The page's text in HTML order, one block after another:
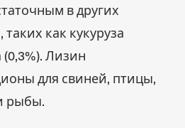
в других
как кукуруза
Лизин
для свиней, птицы,
рыбы.